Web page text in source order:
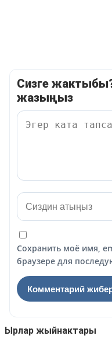
Сизге
жазыңыз
Сохранить моё имя,
браузере для
Ырлар жыйнактары